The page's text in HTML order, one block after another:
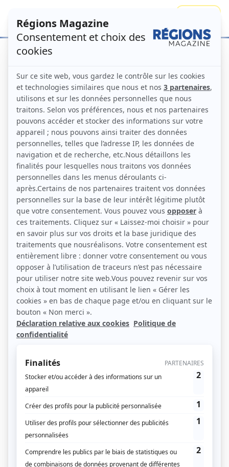
Accueil Numéros
Formation : les
Régions à la manœuvre
Régions Magazine N°174 –
mars 2025
Numéro principal
Formation : les Régions à la
manœuvre